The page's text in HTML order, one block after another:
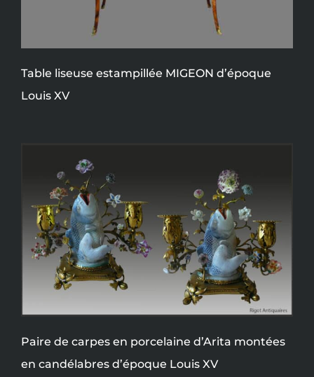
Table liseuse estampillée MIGEON d’époque
Louis XV
Paire de carpes en porcelaine d’Arita montées
en candélabres d’époque Louis XV